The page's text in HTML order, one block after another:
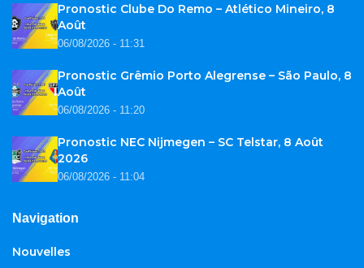
Pronostic Clube Do Remo – Atlético Mineiro, 8
Août
06/08/2026 - 11:31
Pronostic Grêmio Porto Alegrense – São Paulo, 8
Août
06/08/2026 - 11:20
Pronostic NEC Nijmegen – SC Telstar, 8 Août
2026
06/08/2026 - 11:04
Navigation
Nouvelles